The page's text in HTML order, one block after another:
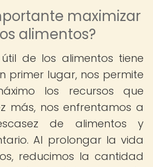
maximizar
alimentos?
de los alimentos tiene
primer lugar, nos permite
los recursos que
más, nos enfrentamos a
de alimentos y
Al prolongar la vida
reducimos la cantidad